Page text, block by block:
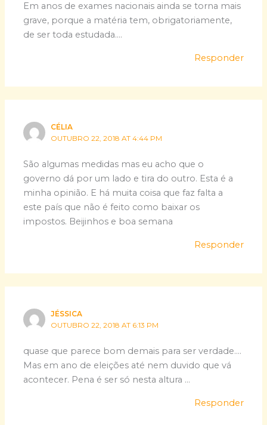
Em anos de exames nacionais ainda se torna mais
grave, porque a matéria tem, obrigatoriamente,
de ser toda estudada….
Responder
CÉLIA
OUTUBRO 22, 2018 AT 4:44 PM
São algumas medidas mas eu acho que o
governo dá por um lado e tira do outro. Esta é a
minha opinião. E há muita coisa que faz falta a
este país que não é feito como baixar os
impostos. Beijinhos e boa semana
Responder
JÉSSICA
OUTUBRO 22, 2018 AT 6:13 PM
quase que parece bom demais para ser verdade….
Mas em ano de eleições até nem duvido que vá
acontecer. Pena é ser só nesta altura …
Responder